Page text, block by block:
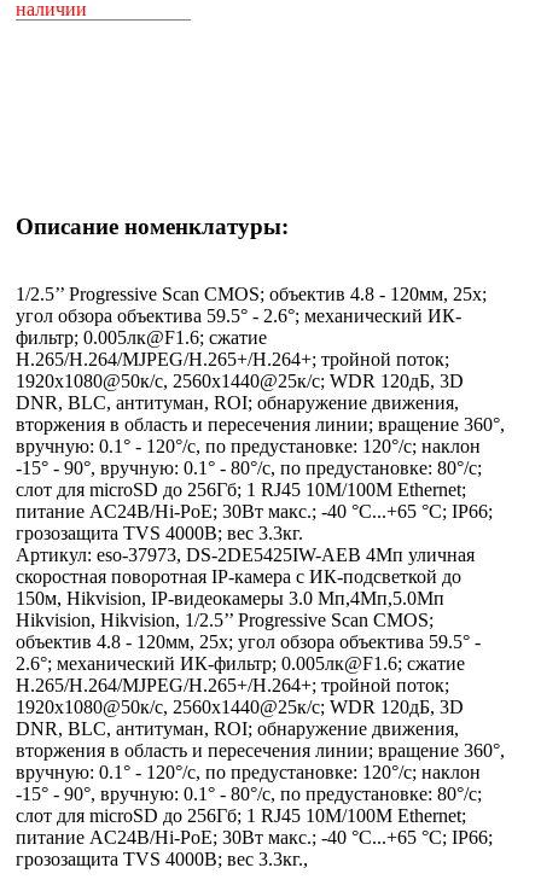
наличии
Описание номенклатуры:
1/2.5’’ Progressive Scan CMOS; объектив 4.8 - 120мм, 25x;
угол обзора объектива 59.5° - 2.6°; механический ИК-
фильтр; 0.005лк@F1.6; сжатие
H.265/H.264/MJPEG/H.265+/H.264+; тройной поток;
1920х1080@50к/с, 2560х1440@25к/с; WDR 120дБ, 3D
DNR, BLC, антитуман, ROI; обнаружение движения,
вторжения в область и пересечения линии; вращение 360°,
вручную: 0.1° - 120°/с, по предустановке: 120°/с; наклон
-15° - 90°, вручную: 0.1° - 80°/с, по предустановке: 80°/с;
слот для microSD до 256Гб; 1 RJ45 10M/100M Ethernet;
питание AC24В/Hi-PoE; 30Вт макс.; -40 °C...+65 °C; IP66;
грозозащита TVS 4000B; вес 3.3кг.
Артикул: eso-37973, DS-2DE5425IW-AEB 4Мп уличная
скоростная поворотная IP-камера с ИК-подсветкой до
150м, Hikvision, IP-видеокамеры 3.0 Мп,4Мп,5.0Мп
Hikvision, Hikvision, 1/2.5’’ Progressive Scan CMOS;
объектив 4.8 - 120мм, 25x; угол обзора объектива 59.5° -
2.6°; механический ИК-фильтр; 0.005лк@F1.6; сжатие
H.265/H.264/MJPEG/H.265+/H.264+; тройной поток;
1920х1080@50к/с, 2560х1440@25к/с; WDR 120дБ, 3D
DNR, BLC, антитуман, ROI; обнаружение движения,
вторжения в область и пересечения линии; вращение 360°,
вручную: 0.1° - 120°/с, по предустановке: 120°/с; наклон
-15° - 90°, вручную: 0.1° - 80°/с, по предустановке: 80°/с;
слот для microSD до 256Гб; 1 RJ45 10M/100M Ethernet;
питание AC24В/Hi-PoE; 30Вт макс.; -40 °C...+65 °C; IP66;
грозозащита TVS 4000B; вес 3.3кг.,